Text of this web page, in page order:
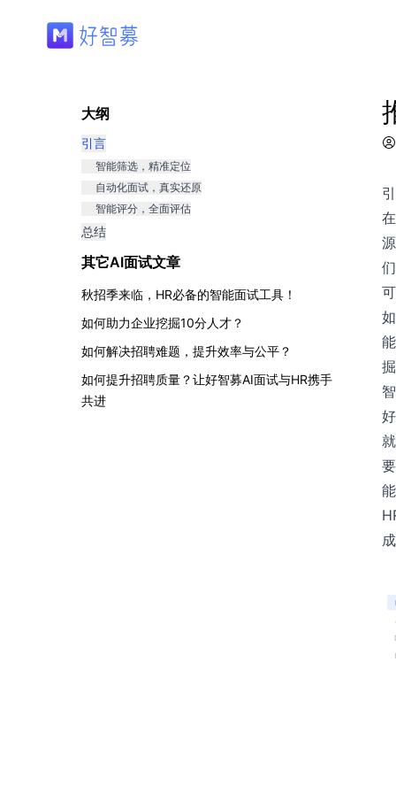
大纲
引言
智能筛选，精准定位
自动化面试，真实还原
智能评分，全面评估
总结
其它AI面试文章
秋招季来临，HR必备的智能面试工具！
如何助力企业挖掘10分人才？
如何解决招聘难题，提升效率与公平？
如何提升招聘质量？让好智募AI面试与HR携手
共进